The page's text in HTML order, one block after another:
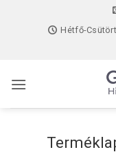
Hétfő-